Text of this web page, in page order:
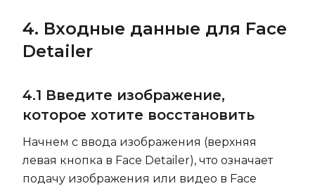
4. Входные данные для Face
Detailer
4.1 Введите изображение,
которое хотите восстановить
Начнем с ввода изображения (верхняя
левая кнопка в Face Detailer), что означает
подачу изображения или видео в Face